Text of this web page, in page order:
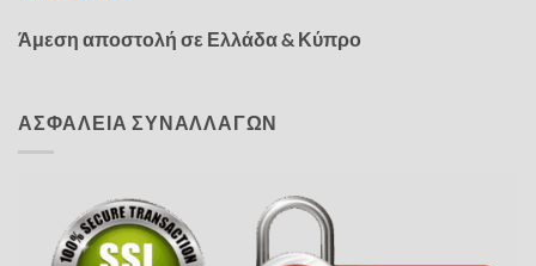
Άμεση αποστολή σε Ελλάδα & Κύπρο
ΑΣΦΑΛΕΙΑ ΣΥΝΑΛΛΑΓΩΝ